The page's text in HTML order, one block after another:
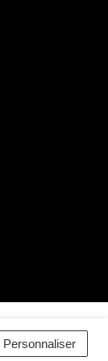
Personnaliser